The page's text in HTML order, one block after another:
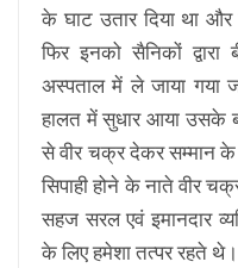
के घाट उतार दिया था
फिर इनको सैनिकों द्वारा
अस्पताल में ले जाया गया
हालत में सुधार आया उसके
से वीर चक्र देकर सम्मान के
सिपाही होने के नाते वीर
सहज सरल एवं इमानदार
के लिए हमेशा तत्पर